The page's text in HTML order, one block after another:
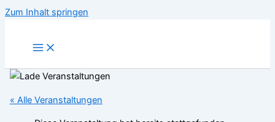
Zum Inhalt springen
« Alle Veranstaltungen